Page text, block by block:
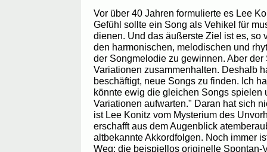
Vor über 40 Jahren formulierte es Lee
Gefühl sollte ein Song als Vehikel für
dienen. Und das äußerste Ziel ist es, so
den harmonischen, melodischen und
der Songmelodie zu gewinnen. Aber
Variationen zusammenhalten. Deshalb
beschäftigt, neue Songs zu finden. Ich
könnte ewig die gleichen Songs spielen
Variationen aufwarten." Daran hat sich
ist Lee Konitz vom Mysterium des
erschafft aus dem Augenblick
altbekannte Akkordfolgen. Noch immer
Weg: die beispiellos originelle Spontan-